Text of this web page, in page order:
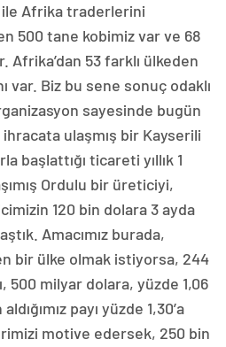
ile Afrika traderlerini
500 tane kobimiz var ve 68
Afrika’dan 53 farklı ülkeden
var. Biz bu sene sonuç odaklı
sayesinde bugün
ulaşmış bir Kayserili
başlattığı ticareti yıllık 1
Ordulu bir üreticiyi,
120 bin dolara 3 ayda
Amacımız burada,
bir ülke olmak istiyorsa, 244
500 milyar dolara, yüzde 1,06
payı yüzde 1,30’a
motive edersek, 250 bin